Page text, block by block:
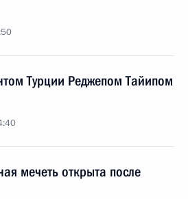
Турции Реджепом Тайипом
мечеть открыта после